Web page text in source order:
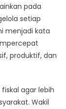
pada
setiap
menjadi kata
produktif, dan
agar lebih
Wakil